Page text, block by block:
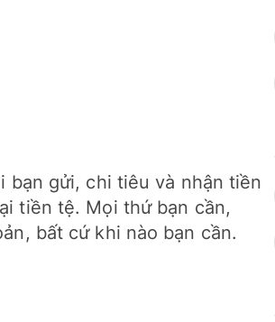
bạn gửi, chi tiêu và nhận tiền
tiền tệ. Mọi thứ bạn cần,
bất cứ khi nào bạn cần.